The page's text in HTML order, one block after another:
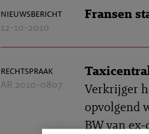
nieuwsbericht
12-10-2010
Fransen
rechtspraak
AR 2010-0807
Verkrijger
opvolgend
BW van